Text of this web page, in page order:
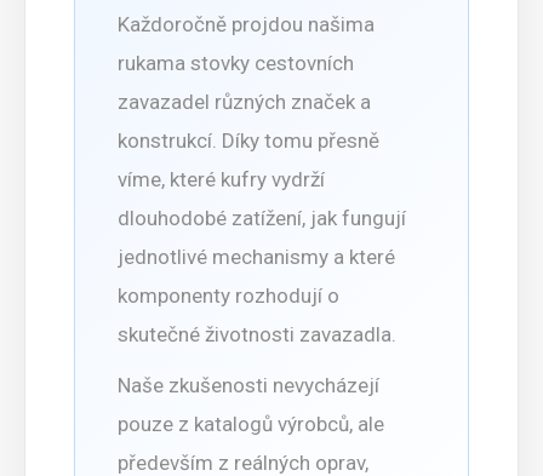
Každoročně projdou našima
rukama stovky cestovních
zavazadel různých značek a
konstrukcí. Díky tomu přesně
víme, které kufry vydrží
dlouhodobé zatížení, jak fungují
jednotlivé mechanismy a které
komponenty rozhodují o
skutečné životnosti zavazadla.
Naše zkušenosti nevycházejí
pouze z katalogů výrobců, ale
především z reálných oprav,